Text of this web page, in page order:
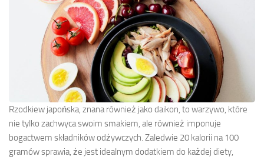
Rzodkiew japońska, znana również jako daikon, to warzywo, które
nie tylko zachwyca swoim smakiem, ale również imponuje
bogactwem składników odżywczych. Zaledwie 20 kalorii na 100
gramów sprawia, że jest idealnym dodatkiem do każdej diety,